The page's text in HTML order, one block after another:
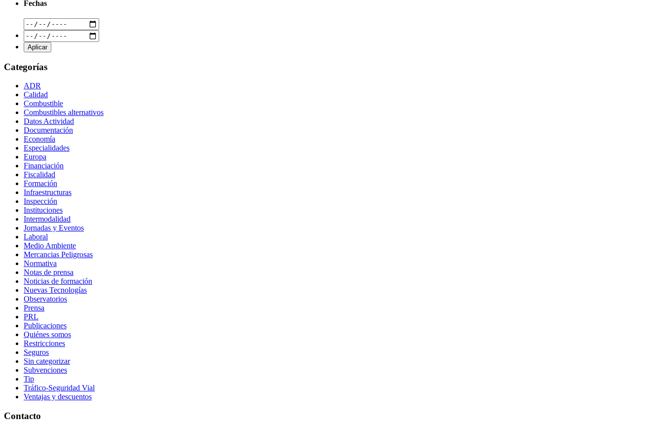
Fechas
Categorías
ADR
Calidad
Combustible
Combustibles alternativos
Datos Actividad
Documentación
Economía
Especialidades
Europa
Financiación
Fiscalidad
Formación
Infraestructuras
Inspección
Instituciones
Intermodalidad
Jornadas y Eventos
Laboral
Medio Ambiente
Mercancias Peligrosas
Normativa
Notas de prensa
Noticias de formación
Nuevas Tecnologías
Observatorios
Prensa
PRL
Publicaciones
Quiénes somos
Restricciones
Seguros
Sin categorizar
Subvenciones
Tip
Tráfico-Seguridad Vial
Ventajas y descuentos
Contacto